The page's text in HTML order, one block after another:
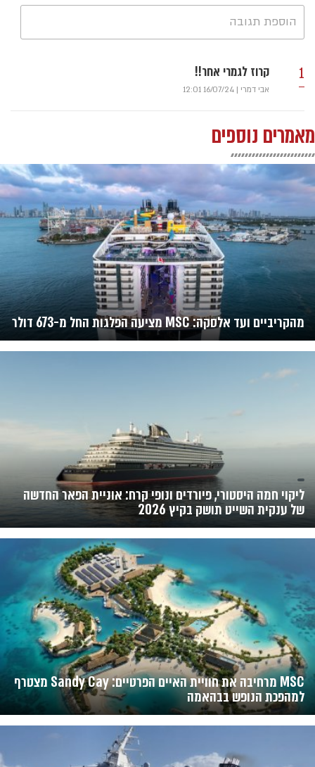
הוספת תגובה
1 קרוז לגמרי אחר!!
אבי דמרי |
16/07/24 12:01
מאמרים נוספים
מהקריביים ועד אלסקה: MSC מציעה הפלגות החל מ-673 דולר
ליקוי חמה היסטורי, פיורדים ונופי קרח: אוניית הפאר החדשה
של ענקית השייט תושק בקיץ 2026
MSC מרחיבה את חוויית האיים הפרטיים: Sandy Cay מצטרף
למהפכת הנופש בבהאמה